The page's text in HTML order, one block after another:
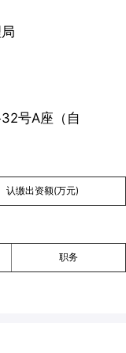
号A座（自编之十
认缴出资额(万元)
职务